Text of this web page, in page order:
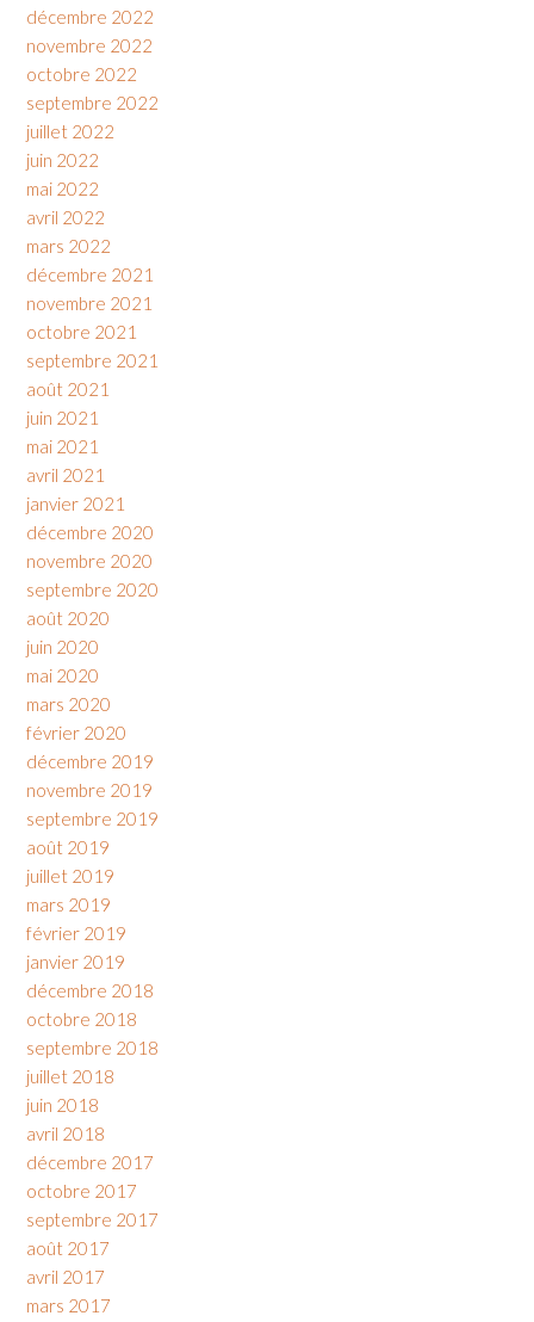
décembre 2022
novembre 2022
octobre 2022
septembre 2022
juillet 2022
juin 2022
mai 2022
avril 2022
mars 2022
décembre 2021
novembre 2021
octobre 2021
septembre 2021
août 2021
juin 2021
mai 2021
avril 2021
janvier 2021
décembre 2020
novembre 2020
septembre 2020
août 2020
juin 2020
mai 2020
mars 2020
février 2020
décembre 2019
novembre 2019
septembre 2019
août 2019
juillet 2019
mars 2019
février 2019
janvier 2019
décembre 2018
octobre 2018
septembre 2018
juillet 2018
juin 2018
avril 2018
décembre 2017
octobre 2017
septembre 2017
août 2017
avril 2017
mars 2017